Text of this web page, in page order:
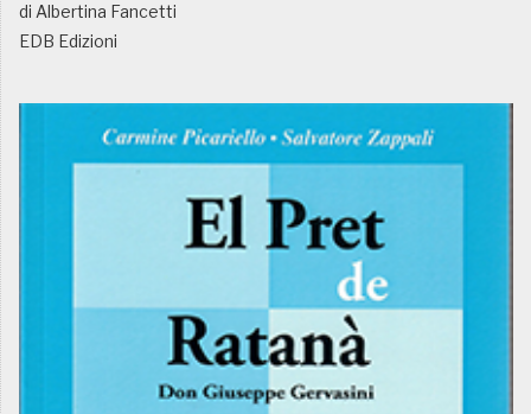
di Albertina Fancetti
EDB Edizioni